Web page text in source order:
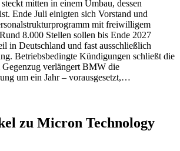
mitten in einem Umbau, dessen
Ende Juli einigten sich Vorstand und
mit freiwilligem
8.000 Stellen sollen bis Ende 2027
in Deutschland und fast ausschließlich
Betriebsbedingte Kündigungen schließt die
Gegenzug verlängert BMW die
um ein Jahr – vorausgesetzt,…
zu Micron Technology